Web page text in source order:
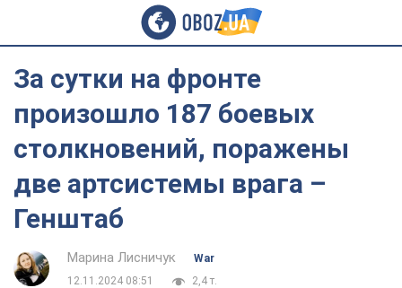
За сутки на фронте
произошло 187 боевых
столкновений, поражены
две артсистемы врага –
Генштаб
Марина Лисничук
War
12.11.2024 08:51
2,4 т.